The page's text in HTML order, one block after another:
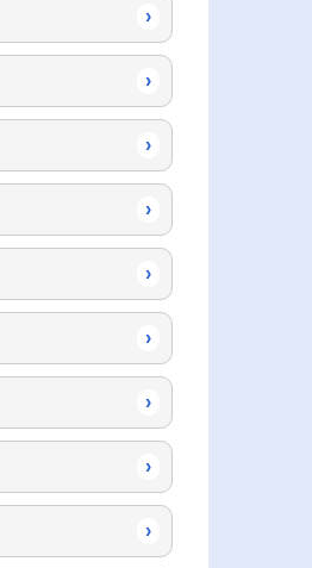
›
›
›
›
›
›
›
›
›